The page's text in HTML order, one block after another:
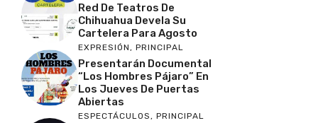
Red De Teatros De
Chihuahua Devela Su
Cartelera Para Agosto
EXPRESIÓN, PRINCIPAL
Presentarán Documental
“Los Hombres Pájaro” En
Los Jueves De Puertas
Abiertas
ESPECTÁCULOS, PRINCIPAL